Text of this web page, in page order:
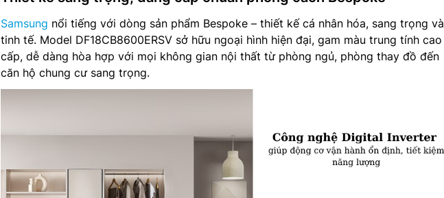
Samsung nổi tiếng với dòng sản phẩm Bespoke – thiết kế cá nhân hóa, sang trọng và
tinh tế. Model DF18CB8600ERSV sở hữu ngoại hình hiện đại, gam màu trung tính cao
cấp, dễ dàng hòa hợp với mọi không gian nội thất từ phòng ngủ, phòng thay đồ đến
căn hộ chung cư sang trọng.